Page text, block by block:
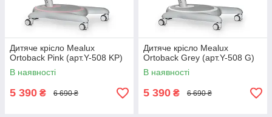
Дитяче крісло Mealux
Ortoback Pink (арт.Y-508 KP)
В наявності
5 390 ₴ 6 690 ₴
Дитяче крісло Mealux
Ortoback Grey (арт.Y-508 G)
В наявності
5 390 ₴ 6 690 ₴